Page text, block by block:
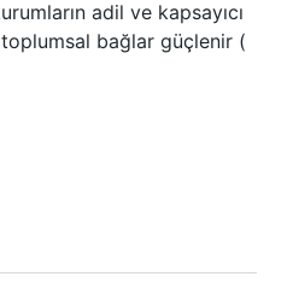
adil ve kapsayıcı
bağlar güçlenir (